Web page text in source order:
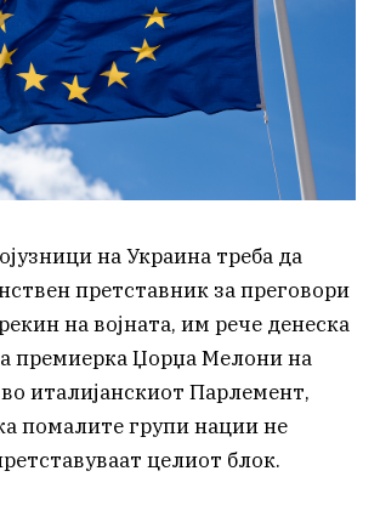
на Украина треба да
претставник за преговори
на војната, им рече денеска
премиерка Џорџа Мелони на
италијанскиот Парлемeнт,
помалите групи нации не
целиот блок.